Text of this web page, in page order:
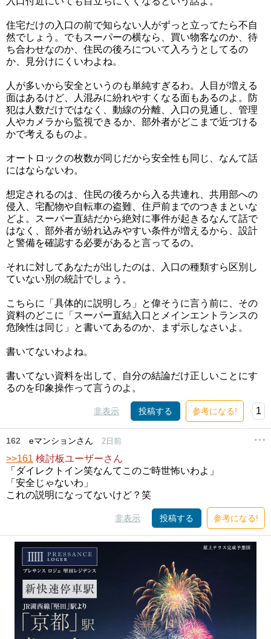
住宅だけの入口の前で知らない人がずっと立ってたら不自
然でしょう。でもスーパーの横なら、買い物客なのか、待
ち合わせなのか、住民の後ろについて入ろうとしてるの
か、見分けにくいわよね。
人が多いから安全というのも単純すぎるわ。人目が増える
面はあるけど、人混みに紛れやすくなる面もあるのよ。防
犯は人数だけではなく、動線の分離、入口の見通し、管理
人やカメラから監視できるか、部外者がどこまで近づける
かで考えるものよ。
オートロックの枚数が同じだから安全性も同じ、なんて話
にはならないわ。
想定されるのは、住民の後ろから入る共連れ、共用部への
侵入、宅配物や自転車の盗難、住戸前までのつきまといな
どよ。スーパー直結だから絶対に事件が起きるなんて話で
はなく、部外者が紛れ込みやすい条件が増えるから、設計
と警備を確認する必要があると言ってるの。
それに対してあなたが出したのは、入口の種類すら区別し
ていない別の統計でしょう。
こちらに「具体的に説明しろ」と偉そうに言う前に、その
資料のどこに「スーパー直結入口とメインエントランスの
危険性は同じ」と書いてあるのか、まず示しなさいよ。
書いてないわよね。
書いてない資料を出して、自分の結論だけ正しいことにす
るのを印象操作って言うのよ。
非表示 投稿する 参考になる! 1
162 eマンションさん 2日前
>>161 検討板ユーザーさん
「ダイレクトイン笑なんてこのご時世怖いわよ」
「安全じゃないわ」
これの説明になってないけど？笑
非表示 投稿する 参考になる!